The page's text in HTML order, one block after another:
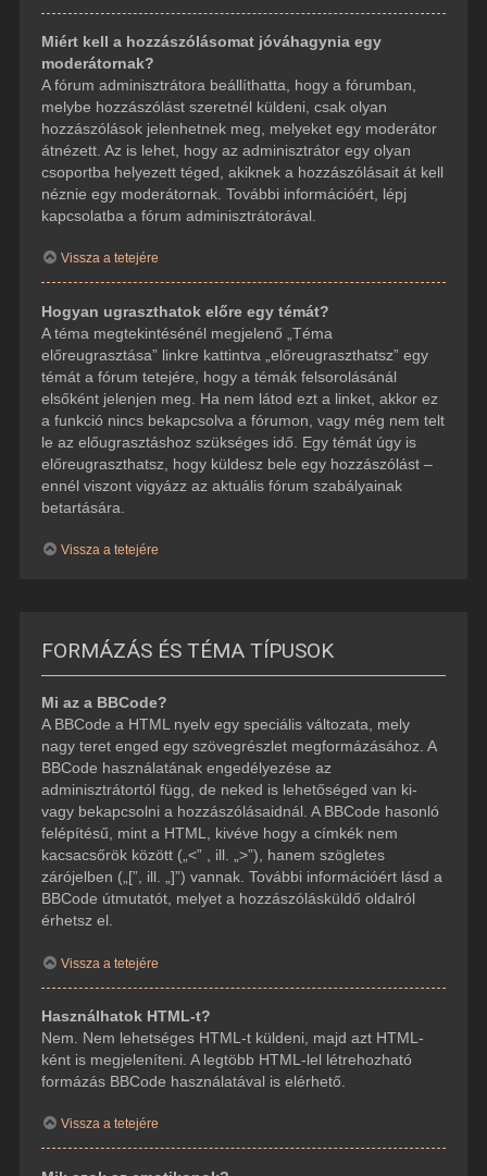
Miért kell a hozzászólásomat jóváhagynia egy
moderátornak?
A fórum adminisztrátora beállíthatta, hogy a fórumban,
melybe hozzászólást szeretnél küldeni, csak olyan
hozzászólások jelenhetnek meg, melyeket egy moderátor
átnézett. Az is lehet, hogy az adminisztrátor egy olyan
csoportba helyezett téged, akiknek a hozzászólásait át kell
néznie egy moderátornak. További információért, lépj
kapcsolatba a fórum adminisztrátorával.
Vissza a tetejére
Hogyan ugraszthatok előre egy témát?
A téma megtekintésénél megjelenő „Téma
előreugrasztása” linkre kattintva „előreugraszthatsz” egy
témát a fórum tetejére, hogy a témák felsorolásánál
elsőként jelenjen meg. Ha nem látod ezt a linket, akkor ez
a funkció nincs bekapcsolva a fórumon, vagy még nem telt
le az előugrasztáshoz szükséges idő. Egy témát úgy is
előreugraszthatsz, hogy küldesz bele egy hozzászólást –
ennél viszont vigyázz az aktuális fórum szabályainak
betartására.
Vissza a tetejére
FORMÁZÁS ÉS TÉMA TÍPUSOK
Mi az a BBCode?
A BBCode a HTML nyelv egy speciális változata, mely
nagy teret enged egy szövegrészlet megformázásához. A
BBCode használatának engedélyezése az
adminisztrátortól függ, de neked is lehetőséged van ki-
vagy bekapcsolni a hozzászólásaidnál. A BBCode hasonló
felépítésű, mint a HTML, kivéve hogy a címkék nem
kacsacsőrök között („<” , ill. „>”), hanem szögletes
zárójelben („[”, ill. „]”) vannak. További információért lásd a
BBCode útmutatót, melyet a hozzászólásküldő oldalról
érhetsz el.
Vissza a tetejére
Használhatok HTML-t?
Nem. Nem lehetséges HTML-t küldeni, majd azt HTML-
ként is megjeleníteni. A legtöbb HTML-lel létrehozható
formázás BBCode használatával is elérhető.
Vissza a tetejére